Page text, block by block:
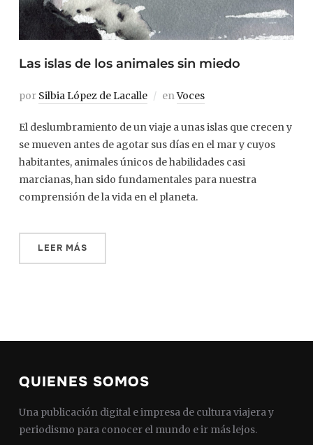
Las islas de los animales sin miedo
por Silbia López de Lacalle enVoces
El deslumbramiento de un viaje a unas islas que crecen y
se mueven antes de agotar sus días en el mar y cuyos
habitantes, animales únicos de habilidades casi
marcianas, han sido fundamentales para nuestra
comprensión de la vida en el planeta.
LEER MÁS
QUIENES SOMOS
Una publicación digital e impresa de cultura viajera y
periodismo para conocer el mundo e ir más lejos.